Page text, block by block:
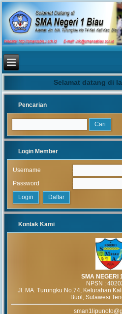
Selamat datang di
Pencarian
Login Member
Username
:
Password
:
Kontak Kami
SMA NEGERI
NPSN :
Jl. MA. Turungku No.74, Kelurahan
Buol, Sulawesi